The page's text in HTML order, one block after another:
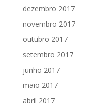
dezembro 2017
novembro 2017
outubro 2017
setembro 2017
junho 2017
maio 2017
abril 2017